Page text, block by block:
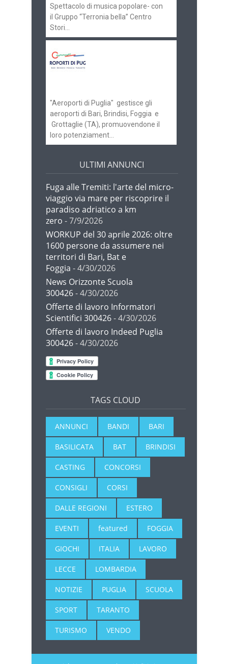
Spettacolo di musica popolare- con
il Gruppo “Terronia bella” Centro
Stori...
"Aeroporti di Puglia" gestisce gli
aeroporti di Bari, Brindisi, Foggia e
Grottaglie (TA), promuovendone il
loro potenziament...
ULTIMI ANNUNCI
Fuga alle Tremiti: l'arte del micro-
viaggio via mare per riscoprire il
paradiso adriatico a km
zero - 7/9/2026
WORKUP del 30 aprile 2026: oltre
1600 persone da assumere nei
territori di Bari, Bat e
Foggia - 4/30/2026
News Orizzonte Scuola
300426- 4/30/2026
Offerte di lavoro Informatori
Scientifici 300426- 4/30/2026
Offerte di lavoro Indeed Puglia
300426- 4/30/2026
TAGS CLOUD
ANNUNCI BANDI BARI
BASILICATA BAT BRINDISI
CASTING CONCORSI
CONSIGLI CORSI
DALLE REGIONI ESTERO
EVENTI featured FOGGIA
GIOCHI ITALIA LAVORO
LECCE LOMBARDIA
NOTIZIE PUGLIA SCUOLA
SPORT TARANTO
TURISMO VENDO